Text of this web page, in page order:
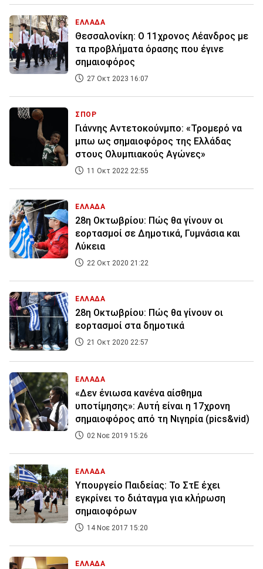
ΕΛΛΑΔΑ
Θεσσαλονίκη: Ο 11χρονος Λέανδρος με
τα προβλήματα όρασης που έγινε
σημαιοφόρος
27 Οκτ 2023 16:07
ΣΠΟΡ
Γιάννης Αντετοκούνμπο: «Τρομερό να
μπω ως σημαιοφόρος της Ελλάδας
στους Ολυμπιακούς Αγώνες»
11 Οκτ 2022 22:55
ΕΛΛΑΔΑ
28η Οκτωβρίου: Πώς θα γίνουν οι
εορτασμοί σε Δημοτικά, Γυμνάσια και
Λύκεια
22 Οκτ 2020 21:22
ΕΛΛΑΔΑ
28η Οκτωβρίου: Πώς θα γίνουν οι
εορτασμοί στα δημοτικά
21 Οκτ 2020 22:57
ΕΛΛΑΔΑ
«Δεν ένιωσα κανένα αίσθημα
υποτίμησης»: Αυτή είναι η 17χρονη
σημαιοφόρος από τη Νιγηρία (pics&vid)
02 Νοε 2019 15:26
ΕΛΛΑΔΑ
Υπουργείο Παιδείας: Το ΣτΕ έχει
εγκρίνει το διάταγμα για κλήρωση
σημαιοφόρων
14 Νοε 2017 15:20
ΕΛΛΑΔΑ